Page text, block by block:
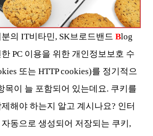
의 IT비타민, SK브로드밴드 Blog
PC 이용을 위한 개인정보보호 수
또는 HTTP cookies)를 정기적으
목이 늘 포함되어 있는데요. 쿠키를
해야 하는지 알고 계시나요? 인터
동으로 생성되어 저장되는 쿠키,